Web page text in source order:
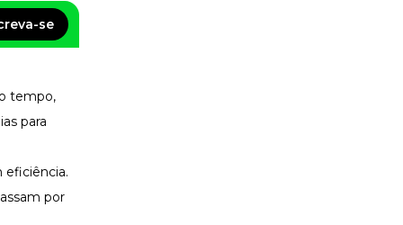
se
tempo,
para
eficiência.
por